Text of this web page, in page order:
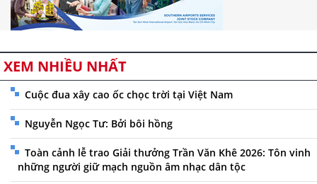
XEM NHIỀU NHẤT
Cuộc đua xây cao ốc chọc trời tại Việt Nam
Nguyễn Ngọc Tư: Bởi bôi hồng
Toàn cảnh lễ trao Giải thưởng Trần Văn Khê 2026: Tôn vinh
những người giữ mạch nguồn âm nhạc dân tộc